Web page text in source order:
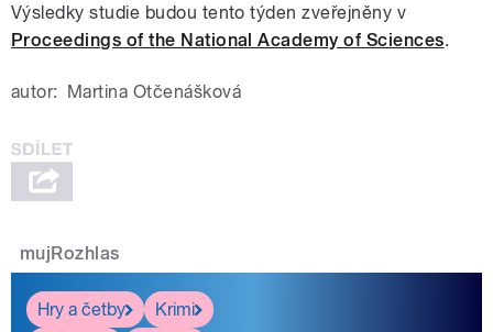
Výsledky studie budou tento týden zveřejněny v
Proceedings of the National Academy of Sciences.
autor: Martina Otčenášková
mujRozhlas
Hry a četby
Krimi